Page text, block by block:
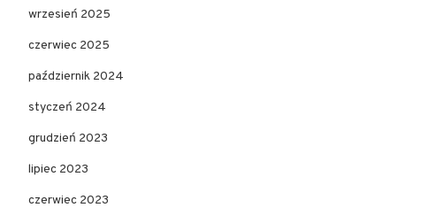
wrzesień 2025
czerwiec 2025
październik 2024
styczeń 2024
grudzień 2023
lipiec 2023
czerwiec 2023